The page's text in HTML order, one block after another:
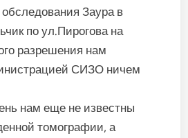
Заура в
по ул.Пирогова на
разрешения нам
СИЗО ничем
нам еще не известны
томографии, а